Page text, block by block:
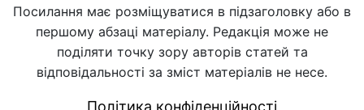
Посилання має розміщуватися в підзаголовку або в
першому абзаці матеріалу. Редакція може не
поділяти точку зору авторів статей та
відповідальності за зміст матеріалів не несе.
Політика конфіденційності